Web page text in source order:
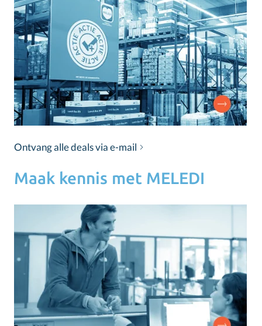
Ontvang alle deals via e-mail
Maak kennis met MELEDI